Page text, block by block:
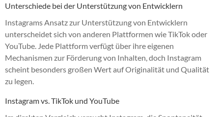
Unterschiede bei der Unterstützung von Entwicklern
Instagrams Ansatz zur Unterstützung von Entwicklern
unterscheidet sich von anderen Plattformen wie TikTok oder
YouTube. Jede Plattform verfügt über ihre eigenen
Mechanismen zur Förderung von Inhalten, doch Instagram
scheint besonders großen Wert auf Originalität und Qualität
zu legen.
Instagram vs. TikTok und YouTube